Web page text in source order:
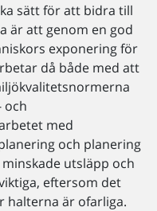
sätt för att bidra till
är att genom en god
exponering för
då både med att
och
med
och planering
utsläpp och
eftersom det
halterna är ofarliga.